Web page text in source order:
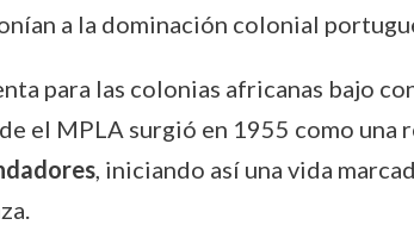
a la dominación colonial
para las colonias africanas bajo
el MPLA surgió en 1955 como una
, iniciando así una vida